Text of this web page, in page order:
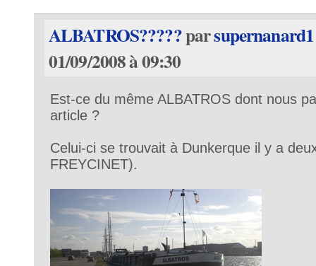
ALBATROS?????parsupernanard1
01/09/2008 à 09:30
Est-ce du même ALBATROS dont nous
article ?
Celui-ci se trouvait à Dunkerque il y a
FREYCINET).